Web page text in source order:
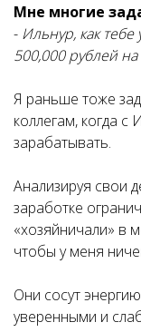
Мне многие
- Ильнур, как тебе
500,000 рублей
Я раньше тоже
коллегам, когда с
зарабатывать.
Анализируя свои
заработке
«хозяйничали» в
чтобы у меня
Они сосут
уверенными и